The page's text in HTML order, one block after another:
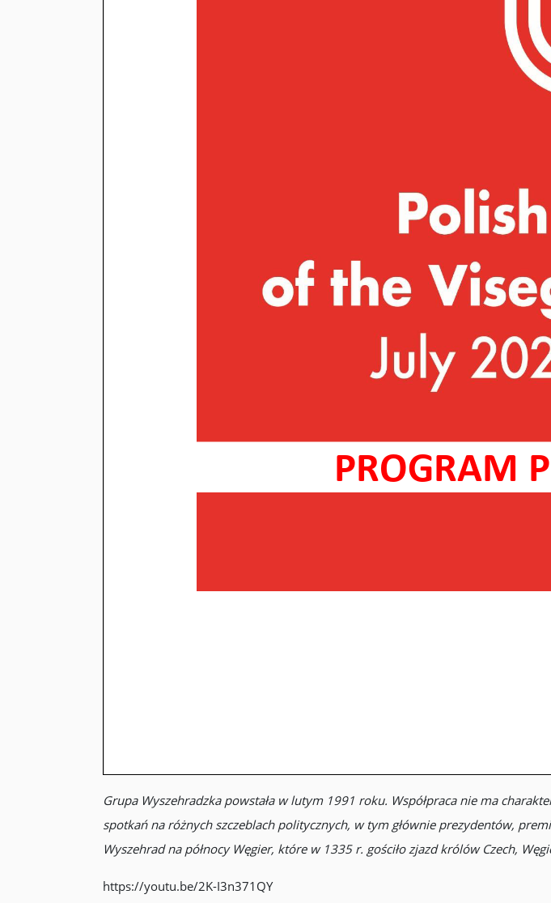
Grupa Wyszehradzka powstała w lutym 1991 roku. Współpraca nie ma
spotkań na różnych szczeblach politycznych, w tym głównie prezydentów,
Wyszehrad na północy Węgier, które w 1335 r. gościło zjazd królów Czech,
https://youtu.be/2K-I3n371QY